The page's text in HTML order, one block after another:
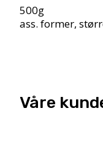
500g
ass. former,
Våre